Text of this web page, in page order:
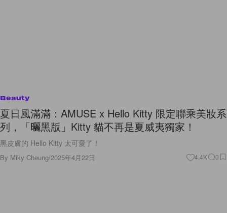
Beauty
夏日風滿滿：AMUSE x Hello Kitty 限定聯乘美妝系
列，「曬黑版」Kitty 貓不再是夏威夷獨家！
黑皮膚的 Hello Kitty 太可愛了！
By Miky Cheung/2025年4月22日 4.4K 0